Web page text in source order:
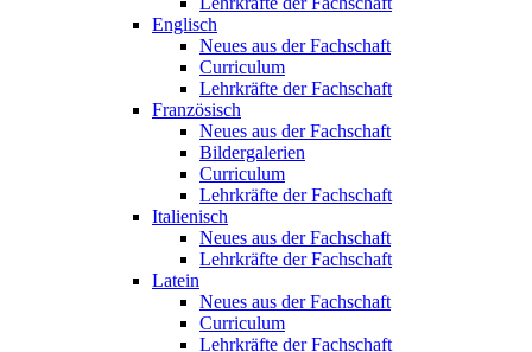
Englisch
Neues aus der Fachschaft
Curriculum
Lehrkräfte der Fachschaft
Französisch
Neues aus der Fachschaft
Bildergalerien
Curriculum
Lehrkräfte der Fachschaft
Italienisch
Neues aus der Fachschaft
Lehrkräfte der Fachschaft
Latein
Neues aus der Fachschaft
Curriculum
Lehrkräfte der Fachschaft